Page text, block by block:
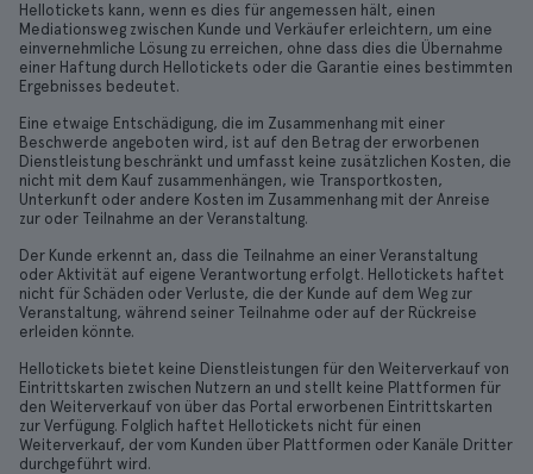
Hellotickets kann, wenn es dies für angemessen hält, einen
Mediationsweg zwischen Kunde und Verkäufer erleichtern, um eine
einvernehmliche Lösung zu erreichen, ohne dass dies die Übernahme
einer Haftung durch Hellotickets oder die Garantie eines bestimmten
Ergebnisses bedeutet.
Eine etwaige Entschädigung, die im Zusammenhang mit einer
Beschwerde angeboten wird, ist auf den Betrag der erworbenen
Dienstleistung beschränkt und umfasst keine zusätzlichen Kosten, die
nicht mit dem Kauf zusammenhängen, wie Transportkosten,
Unterkunft oder andere Kosten im Zusammenhang mit der Anreise
zur oder Teilnahme an der Veranstaltung.
Der Kunde erkennt an, dass die Teilnahme an einer Veranstaltung
oder Aktivität auf eigene Verantwortung erfolgt. Hellotickets haftet
nicht für Schäden oder Verluste, die der Kunde auf dem Weg zur
Veranstaltung, während seiner Teilnahme oder auf der Rückreise
erleiden könnte.
Hellotickets bietet keine Dienstleistungen für den Weiterverkauf von
Eintrittskarten zwischen Nutzern an und stellt keine Plattformen für
den Weiterverkauf von über das Portal erworbenen Eintrittskarten
zur Verfügung. Folglich haftet Hellotickets nicht für einen
Weiterverkauf, der vom Kunden über Plattformen oder Kanäle Dritter
durchgeführt wird.